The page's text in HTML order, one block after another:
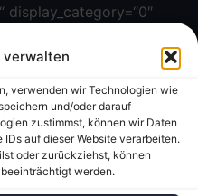
verwalten
verwenden wir Technologien wie
und/oder darauf
zustimmst, können wir Daten
auf dieser Website verarbeiten.
oder zurückziehst, können
werden.
display_category=“0″
display_like=“0″
vc_row][vc_row
type=“full_width“
category=“aktuelles“